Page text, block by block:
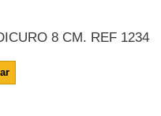
8 CM. REF 1234